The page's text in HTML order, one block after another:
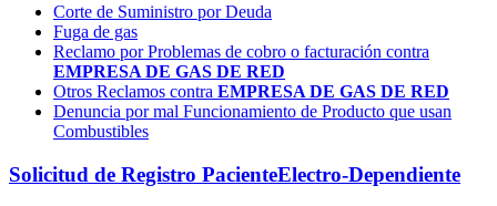
Corte de Suministro por Deuda
Fuga de gas
Reclamo por Problemas de cobro o facturación contra
EMPRESA DE GAS DE RED
Otros Reclamos contra EMPRESA DE GAS DE RED
Denuncia por mal Funcionamiento de Producto que usan
Combustibles
Solicitud de Registro PacienteElectro-Dependiente